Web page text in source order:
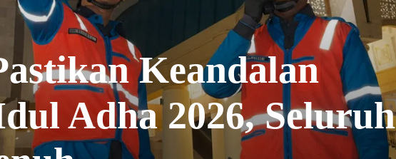
Keandalan
Adha 2026, Seluruh